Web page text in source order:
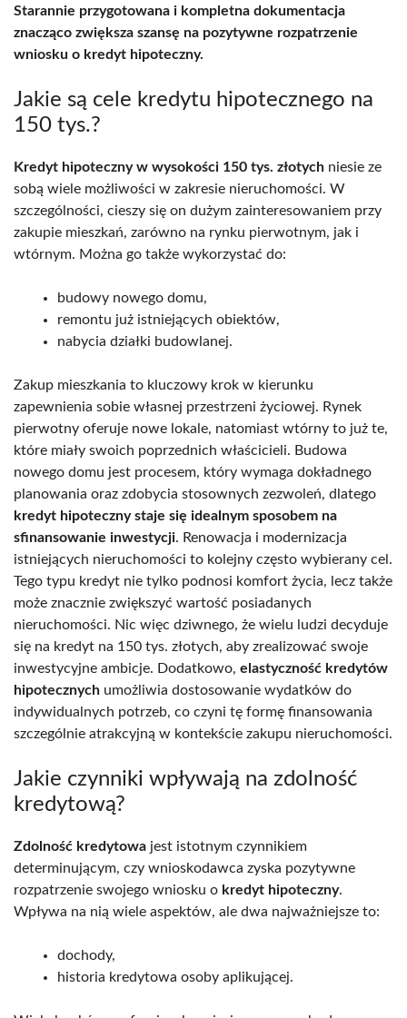
Starannie przygotowana i kompletna dokumentacja
znacząco zwiększa szansę na pozytywne rozpatrzenie
wniosku o kredyt hipoteczny.
Jakie są cele kredytu hipotecznego na
150 tys.?
Kredyt hipoteczny w wysokości 150 tys. złotych niesie ze
sobą wiele możliwości w zakresie nieruchomości. W
szczególności, cieszy się on dużym zainteresowaniem przy
zakupie mieszkań, zarówno na rynku pierwotnym, jak i
wtórnym. Można go także wykorzystać do:
budowy nowego domu,
remontu już istniejących obiektów,
nabycia działki budowlanej.
Zakup mieszkania to kluczowy krok w kierunku
zapewnienia sobie własnej przestrzeni życiowej. Rynek
pierwotny oferuje nowe lokale, natomiast wtórny to już te,
które miały swoich poprzednich właścicieli. Budowa
nowego domu jest procesem, który wymaga dokładnego
planowania oraz zdobycia stosownych zezwoleń, dlatego
kredyt hipoteczny staje się idealnym sposobem na
sfinansowanie inwestycji. Renowacja i modernizacja
istniejących nieruchomości to kolejny często wybierany cel.
Tego typu kredyt nie tylko podnosi komfort życia, lecz także
może znacznie zwiększyć wartość posiadanych
nieruchomości. Nic więc dziwnego, że wielu ludzi decyduje
się na kredyt na 150 tys. złotych, aby zrealizować swoje
inwestycyjne ambicje. Dodatkowo, elastyczność kredytów
hipotecznych umożliwia dostosowanie wydatków do
indywidualnych potrzeb, co czyni tę formę finansowania
szczególnie atrakcyjną w kontekście zakupu nieruchomości.
Jakie czynniki wpływają na zdolność
kredytową?
Zdolność kredytowa jest istotnym czynnikiem
determinującym, czy wnioskodawca zyska pozytywne
rozpatrzenie swojego wniosku o kredyt hipoteczny.
Wpływa na nią wiele aspektów, ale dwa najważniejsze to:
dochody,
historia kredytowa osoby aplikującej.